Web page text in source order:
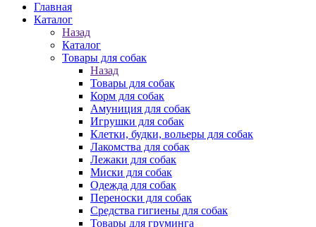
Главная
Каталог
Назад
Каталог
Товары для собак
Назад
Товары для собак
Корм для собак
Амуниция для собак
Игрушки для собак
Клетки, будки, вольеры для собак
Лакомства для собак
Лежаки для собак
Миски для собак
Одежда для собак
Переноски для собак
Средства гигиены для собак
Товары для груминга